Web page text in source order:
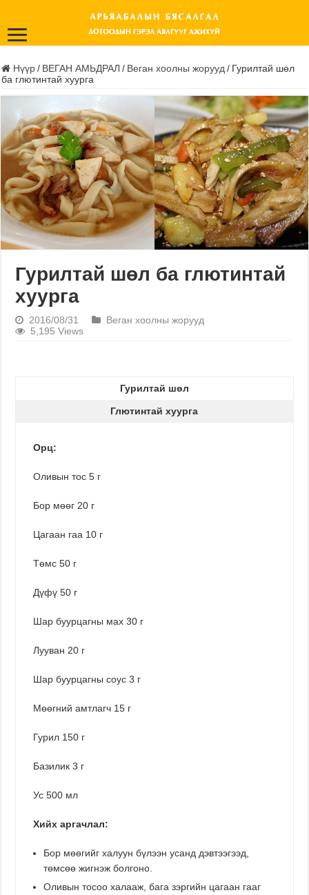
Нүүр / ВЕГАН АМЬДРАЛ / Веган хоолны жорууд / Гурилтай шөл
ба глютинтай хуурга
Гурилтай шөл ба глютинтай
хуурга
2016/08/31
Веган хоолны жорууд
5,195 Views
Гурилтай шөл
Глютинтай хуурга
Орц:
Оливын тос 5 г
Бор мөөг 20 г
Цагаан гаа 10 г
Төмс 50 г
Дүфү 50 г
Шар буурцагны мах 30 г
Лууван 20 г
Шар буурцагны соус 3 г
Мөөгний амтлагч 15 г
Гурил 150 г
Базилик 3 г
Ус 500 мл
Xийх аргачлал:
Бор мөөгийг халуун бүлээн усанд дэвтээгээд,
төмсөө жигнэж болгоно.
Оливын тосоо халааж, бага зэргийн цагаан гааг